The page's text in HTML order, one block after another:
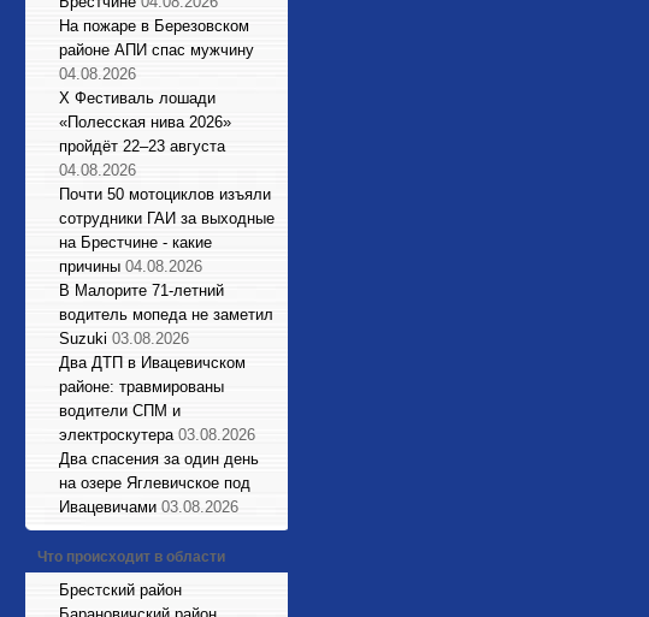
На пожаре в Березовском
районе АПИ спас мужчину
04.08.2026
X Фестиваль лошади
«Полесская нива 2026»
пройдёт 22–23 августа
04.08.2026
Почти 50 мотоциклов изъяли
сотрудники ГАИ за выходные
на Брестчине - какие
причины 04.08.2026
В Малорите 71-летний
водитель мопеда не заметил
Suzuki 03.08.2026
Два ДТП в Ивацевичском
районе: травмированы
водители СПМ и
электроскутера 03.08.2026
Два спасения за один день
на озере Яглевичское под
Ивацевичами 03.08.2026
Что происходит в области
Брестский район